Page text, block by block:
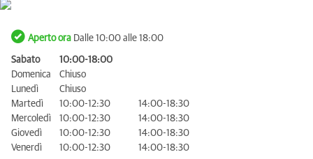
Aperto ora Dalle 10:00 alle 18:00
Sabato
10:00-18:00
Domenica
Chiuso
Lunedì
Chiuso
Martedì
10:00-12:30
14:00-18:30
Mercoledì
10:00-12:30
14:00-18:30
Giovedì
10:00-12:30
14:00-18:30
Venerdì
10:00-12:30 14:00-18:30